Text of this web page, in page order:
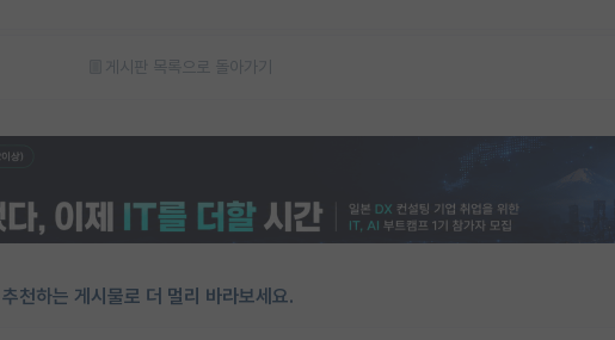
게시판 목록으로 돌아가기
천하는 게시물로 더 멀리 바라보세요.